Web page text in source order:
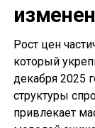
Рост цен
который
декабря 2025
структуры
привлекает